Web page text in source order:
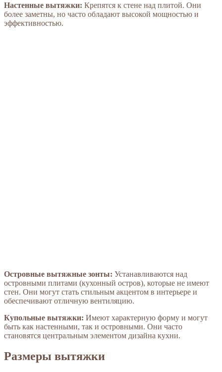
Настенные вытяжки: Крепятся к стене над плитой. Они
более заметны, но часто обладают высокой мощностью и
эффективностью.
Островные вытяжные зонты: Устанавливаются над
островными плитами (кухонный остров), которые не имеют
стен. Они могут стать стильным акцентом в интерьере и
обеспечивают отличную вентиляцию.
Купольные вытяжки: Имеют характерную форму и могут
быть как настенными, так и островными. Они часто
становятся центральным элементом дизайна кухни.
Размеры вытяжки